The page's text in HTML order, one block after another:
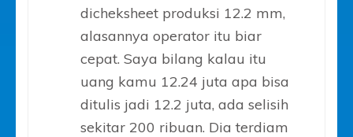
dicheksheet produksi 12.2 mm,
alasannya operator itu biar
cepat. Saya bilang kalau itu
uang kamu 12.24 juta apa bisa
ditulis jadi 12.2 juta, ada selisih
sekitar 200 ribuan. Dia terdiam